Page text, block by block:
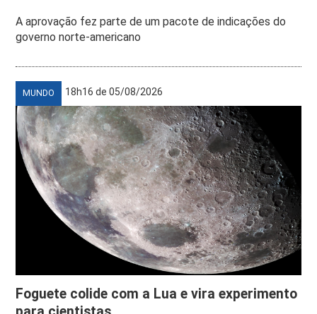
A aprovação fez parte de um pacote de indicações do
governo norte-americano
MUNDO 18h16 de 05/08/2026
Foguete colide com a Lua e vira experimento